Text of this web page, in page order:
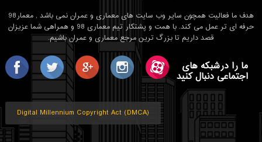
هدف ما فعالیت همچون سایر وب سایت های معماری و عمران نمی باشد , معمار98
حرفه ای تر عمل می کند. با همت و پشتکار تیم معماری 98 و همراهی شما عزیزان
قصد داریم تا بزرگ ترین مرجع معماری و عمران باشیم.
ما را درشبکه های
اجتماعی دنبال کنید
Digital Millennium Copyright Act (DMCA)